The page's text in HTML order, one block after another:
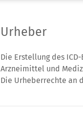
Urheber
Die Erstellung des
Arzneimittel und
Die Urheberrechte an